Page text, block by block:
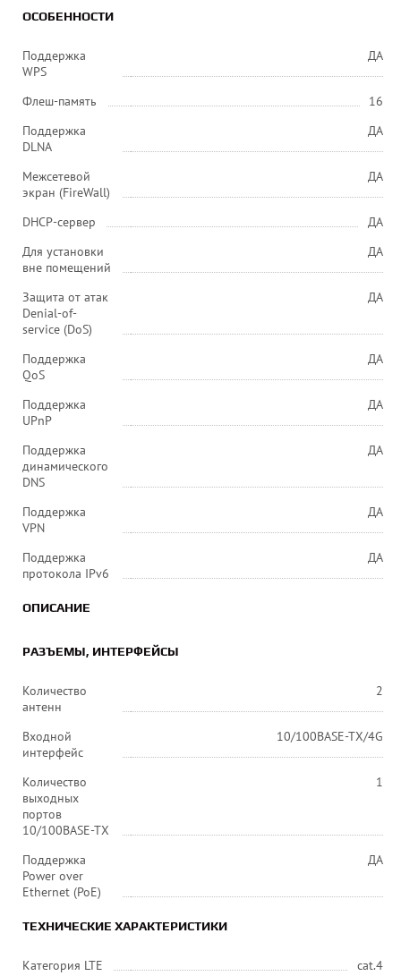
ОСОБЕННОСТИ
Поддержка
WPS
ДА
Флеш-память
16
Поддержка
DLNA
ДА
Межсетевой
экран (FireWall)
ДА
DHCP-сервер
ДА
Для установки
вне помещений
ДА
Защита от атак
Denial-of-
service (DoS)
ДА
Поддержка
QoS
ДА
Поддержка
UPnP
ДА
Поддержка
динамического
DNS
ДА
Поддержка
VPN
ДА
Поддержка
протокола IPv6
ДА
ОПИСАНИЕ
РАЗЪЕМЫ, ИНТЕРФЕЙСЫ
Количество
антенн
2
Входной
интерфейс
10/100BASE-TX/4G
Количество
выходных
портов
10/100BASE-TX
1
Поддержка
Power over
Ethernet (PoE)
ДА
ТЕХНИЧЕСКИЕ ХАРАКТЕРИСТИКИ
Категория LTE
cat.4